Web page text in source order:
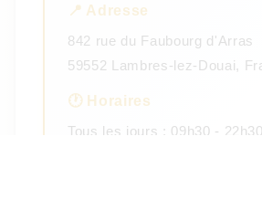
📍 Adresse
842 rue du Faubourg d'Arras
59552 Lambres-lez-Douai,
🕐 Horaires
Tous les jours : 09h30 - 22h30